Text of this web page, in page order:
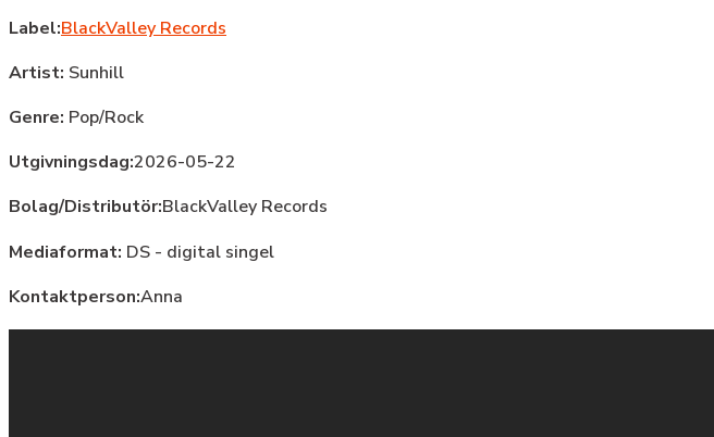
Label:BlackValley Records
Artist: Sunhill
Genre: Pop/Rock
Utgivningsdag:2026-05-22
Bolag/Distributör:BlackValley Records
Mediaformat: DS - digital singel
Kontaktperson:Anna